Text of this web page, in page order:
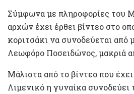
Σύμφωνα με πληροφορίες του
αρχών έχει έρθει βίντεο στο
κοριτσάκι να συνοδεύεται από
Λεωφόρο Ποσειδώνος, μακριά
Μάλιστα από το βίντεο που
Λιμενικό η γυναίκα συνοδεύει